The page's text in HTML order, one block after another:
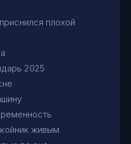
плохой
2025
живым